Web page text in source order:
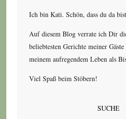
Ich bin Kati. Schön, dass du da
Auf diesem Blog verrate ich Dir
beliebtesten Gerichte meiner
meinem aufregendem Leben als
Viel Spaß beim Stöbern!
SUCHE